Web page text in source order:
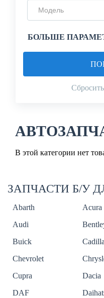
Модель
БОЛЬШЕ
В этой категории нет
ЗАПЧАСТИ Б/У
Abarth Acura
Audi
Buick
Chevrolet
Cupra
Dacia
DAF